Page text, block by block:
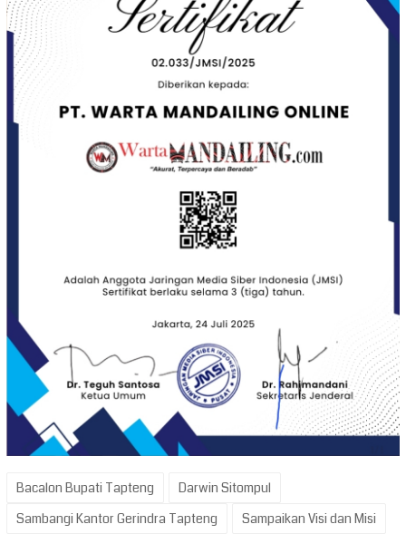
Bacalon Bupati Tapteng
Darwin Sitompul
Sambangi Kantor Gerindra Tapteng
Sampaikan Visi dan Misi